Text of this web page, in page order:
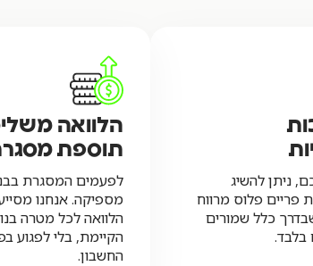
ניתן להשיג
פריים פלוס מרווח
כלל שמורים
בלבד.
הלוואה
תוספת
לפעמים המסגרת
מספיקה. אנחנו
הלוואה לכל מטרה
הקיימת, בלי לפגוע
החשבון.